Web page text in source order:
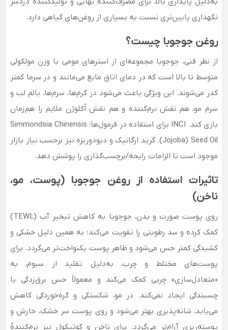
نگهداری پایین‌تری نسبت به بسیاری از روغن‌های گیاهی دارد.
روغن جوجوبا چیست؟
از نظر فنی، جوجوبا مجموعه‌ای از استرهای مومی با وزن مولکولی
متوسط تا بالا است که در دمای اتاق مایع می‌مانند و در سرما کمتر
کدر می‌شوند. این ویژگی باعث می‌شود در کرم‌ها، سرم‌ها، بالم لب و
سرم مو، هم نقش نرم‌کننده و هم نقش اُکلوژن ملایم را هم‌زمان
بازی کند. INCI برای استفاده در فرمول‌ها: Simmondsia Chinensis
(Jojoba) Seed Oil. گرید ارگانیک و دیودوریزه نیز برحسب نیاز بازار
موجود است تا الزامات رایحه/برچسب‌گذاری را پوشش دهد.
تاثیرات استفاده از روغن جوجوبا (پوست، مو،
ناخن)
روی پوست صورت و بدن، جوجوبا به کاهش تبخیر آب (TEWL)
کمک کرده و سد رطوبتی را تقویت می‌کند؛ به همین دلیل خشکی و
کشیدگی کمتر حس می‌شود و ظاهر پوست یکنواخت‌تر می‌گردد. برای
پوست‌های مختلط و چرب، به‌دلیل تقلید از سبوم، به
«متعادل‌سازی» چربی کمک می‌کند و معمولاً حس برق‌زدگی یا
چسبندگی ایجاد نمی‌کند. در مو، شکستگی و گره‌خوردگی کاهش
می‌یابد، شانه‌پذیری بهتر می‌شود و روی پوست سر خشک، خارش و
پوسته‌ریزی آرام‌تر می‌گردد. برای ناخن و کوتیکول نیز نرم‌کنندهٔ